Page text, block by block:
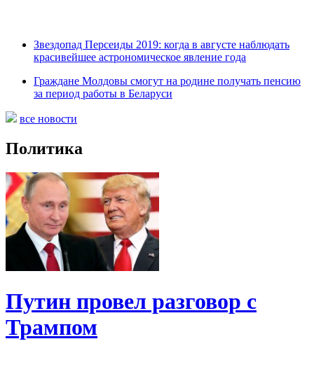
Звездопад Персеиды 2019: когда в августе наблюдать
красивейшее астрономическое явление года
Граждане Молдовы смогут на родине получать пенсию
за период работы в Беларуси
все новости
Политика
Путин провел разговор с
Трампом